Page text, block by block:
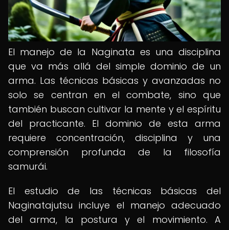
El manejo de la Naginata es una disciplina
que va más allá del simple dominio de un
arma. Las técnicas básicas y avanzadas no
solo se centran en el combate, sino que
también buscan cultivar la mente y el espíritu
del practicante. El dominio de esta arma
requiere concentración, disciplina y una
comprensión profunda de la filosofía
samurái.
El estudio de las técnicas básicas del
Naginatajutsu incluye el manejo adecuado
del arma, la postura y el movimiento. A